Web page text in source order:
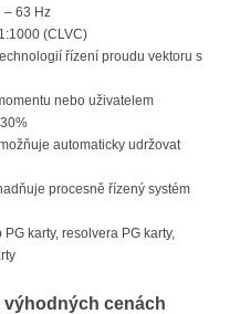
– 63 Hz
(CLVC)
řízení proudu vektoru s
nebo uživatelem
automaticky udržovat
procesně řízený systém
karty, resolvera PG karty,
výhodných cenách